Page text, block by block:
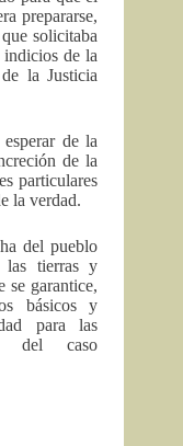
prepararse,
solicitaba
de la
la Justicia
de la
de la
particulares
la verdad.
del pueblo
las tierras y
se garantice,
básicos y
para las
del caso